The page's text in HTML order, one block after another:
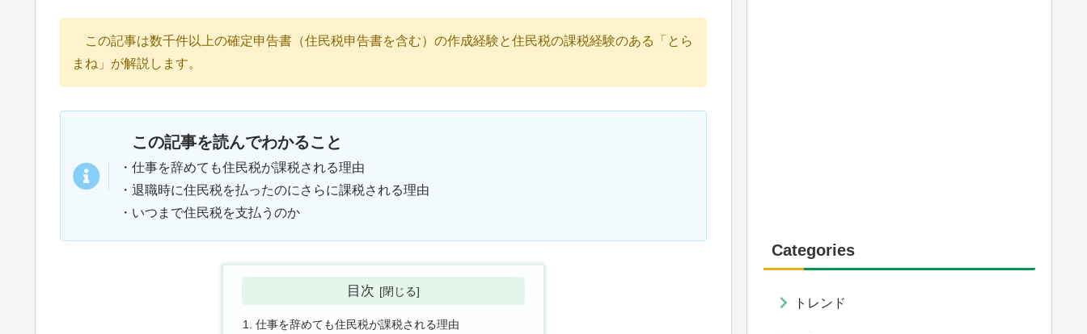
この記事は数千件以上の確定申告書（住民税申告書を含む）の作成経験と住民税の課税経験のある「とら
まね」が解説します。
この記事を読んでわかること
・仕事を辞めても住民税が課税される理由
・退職時に住民税を払ったのにさらに課税される理由
・いつまで住民税を支払うのか
目次
仕事を辞めても住民税が課税される理由
Categories
トレンド